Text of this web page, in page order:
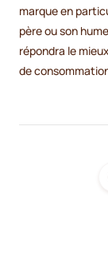
marque en
père ou son
répondra le
de